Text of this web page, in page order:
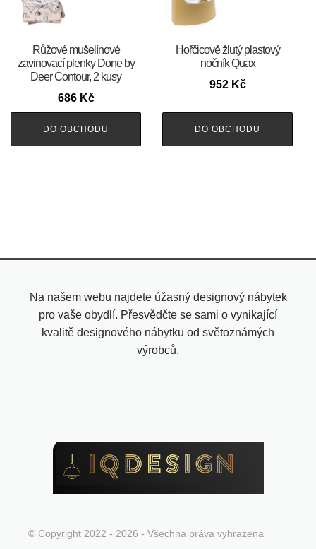
Růžové mušelínové
zavinovací plenky Done by
Deer Contour, 2 kusy
686 Kč
DO OBCHODU
Hořčicově žlutý plastový
nočník Quax
952 Kč
DO OBCHODU
Na našem webu najdete úžasný designový nábytek
pro vaše obydlí. Přesvědčte se sami o vynikající
kvalitě designového nábytku od světoznámých
výrobců.
© Copyright 2022 - 2026 - Všechna práva vyhrazena